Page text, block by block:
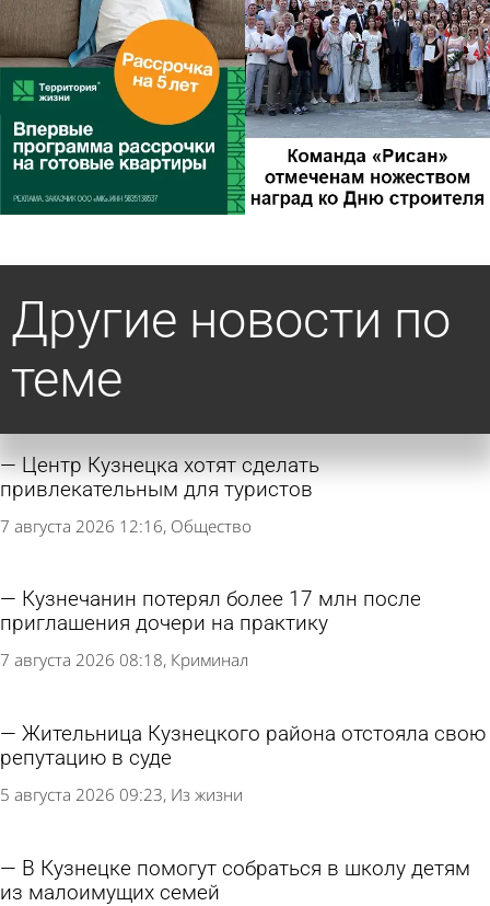
Другие новости по
теме
Центр Кузнецка хотят сделать
привлекательным для туристов
7 августа 2026 12:16 Общество
Кузнечанин потерял более 17 млн после
приглашения дочери на практику
7 августа 2026 08:18 Криминал
Жительница Кузнецкого района отстояла свою
репутацию в суде
5 августа 2026 09:23 Из жизни
В Кузнецке помогут собраться в школу детям
из малоимущих семей